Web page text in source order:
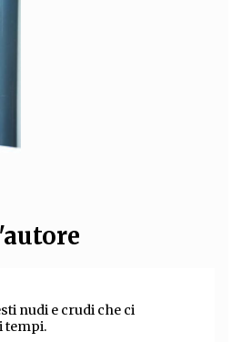
nudi e crudi che ci
tempi.